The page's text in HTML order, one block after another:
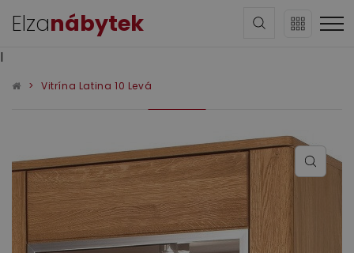
Elzanábytek
Sedací soupravy
l
Vitrína Latina 10 Levá